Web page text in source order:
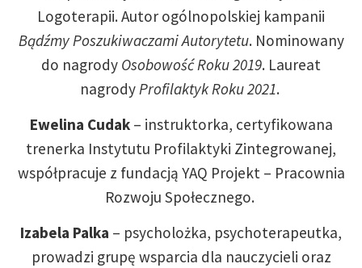
Logoterapii. Autor ogólnopolskiej kampanii
Bądźmy Poszukiwaczami Autorytetu. Nominowany
do nagrody Osobowość Roku 2019. Laureat
nagrody Profilaktyk Roku 2021.
Ewelina Cudak– instruktorka, certyfikowana
trenerka Instytutu Profilaktyki Zintegrowanej,
współpracuje z fundacją YAQ Projekt – Pracownia
Rozwoju Społecznego.
Izabela Palka – psycholożka, psychoterapeutka,
prowadzi grupę wsparcia dla nauczycieli oraz